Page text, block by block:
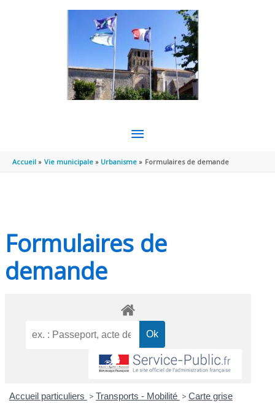
MENU
PRINCIPAL
Accueil Vie municipale Urbanisme Formulaires de demande
Formulaires de
demande
Accueil particuliers > Transports - Mobilité > Carte grise